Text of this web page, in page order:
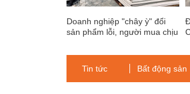
Doanh nghiệp "chây ỳ" đổi
sản phẩm lỗi, người mua chịu
Tin tức Bất động sản